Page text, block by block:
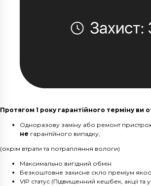
Протягом 1 року гарантійного терміну ви
Одноразову заміну або ремонт
не гарантійного випадку,
(окрім втрати та потрапляння вологи)
Максимально вигідний обмін
Безкоштовне захисне скло преміум
VIP статус (Підвищенний кешбек, акції та